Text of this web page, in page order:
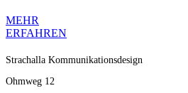
MEHR
ERFAHREN
Strachalla Kommunikationsdesign
Ohmweg 12